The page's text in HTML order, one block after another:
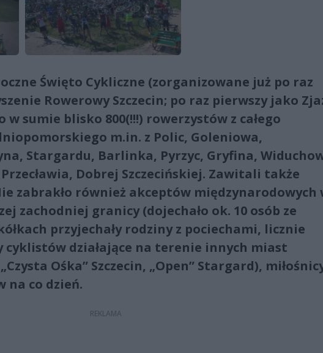
Święto Cykliczne (zorganizowane już po raz
Rowerowy Szczecin; po raz pierwszy jako
w sumie blisko 800(!!!) rowerzystów z całego
m.in. z Polic, Goleniowa,
Stargardu, Barlinka, Pyrzyc, Gryfina,
Dobrej Szczecińskiej. Zawitali także
zabrakło również akceptów międzynarodowych
zachodniej granicy (dojechało ok. 10 osób ze
przyjechały rodziny z pociechami, licznie
działające na terenie innych miast
Ośka” Szczecin, „Open” Stargard),
na co dzień.